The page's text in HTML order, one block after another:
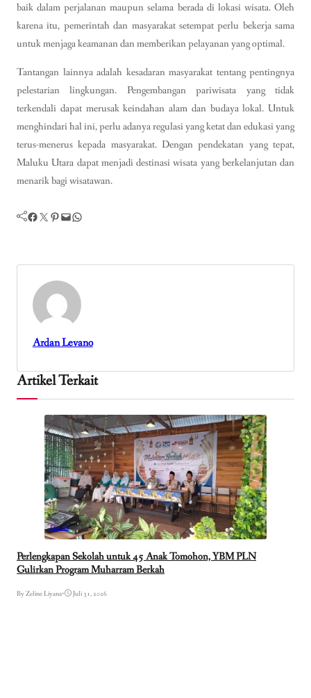
baik dalam perjalanan maupun selama berada di lokasi wisata. Oleh
karena itu, pemerintah dan masyarakat setempat perlu bekerja sama
untuk menjaga keamanan dan memberikan pelayanan yang optimal.
Tantangan lainnya adalah kesadaran masyarakat tentang pentingnya
pelestarian lingkungan. Pengembangan pariwisata yang tidak
terkendali dapat merusak keindahan alam dan budaya lokal. Untuk
menghindari hal ini, perlu adanya regulasi yang ketat dan edukasi yang
terus-menerus kepada masyarakat. Dengan pendekatan yang tepat,
Maluku Utara dapat menjadi destinasi wisata yang berkelanjutan dan
menarik bagi wisatawan.
Facebook Twitter Pinterest Mail WhatsApp
Ardan Levano
Artikel Terkait
Daerah
Perlengkapan Sekolah untuk 45 Anak Tomohon, YBM PLN
Gulirkan Program Muharram Berkah
By Zeline Liyana• Juli 31, 2026